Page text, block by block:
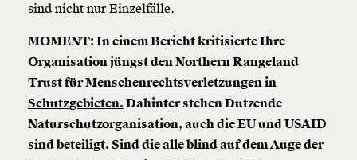
sind nicht nur Einzelfälle.
MOMENT: In einem Bericht kritisierte Ihre
Organisation jüngst den Northern Rangeland
Trust fürMenschenrechtsverletzungen in
Schutzgebieten. Dahinter stehen Dutzende
Naturschutzorganisation, auch die EU und USAID
sind beteiligt. Sind die alle blind auf dem Auge der